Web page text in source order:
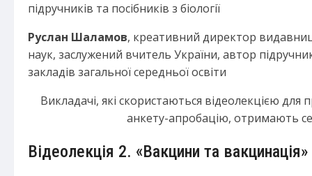
підручників та посібників з біології
Руслан Шаламов, креативний директор
наук, заслужений вчитель України, автор
закладів загальної середньої освіти
Викладачі, які скористаються відеолекцією
анкету-апробацію, отримають
Відеолекція 2. «Вакцини та вакцинація»